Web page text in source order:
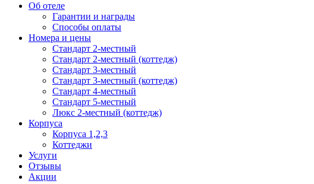
Об отеле
Гарантии и награды
Способы оплаты
Номера и цены
Стандарт 2-местный
Стандарт 2-местный (коттедж)
Стандарт 3-местный
Стандарт 3-местный (коттедж)
Стандарт 4-местный
Стандарт 5-местный
Люкс 2-местный (коттедж)
Корпуса
Корпуса 1,2,3
Коттеджи
Услуги
Отзывы
Акции